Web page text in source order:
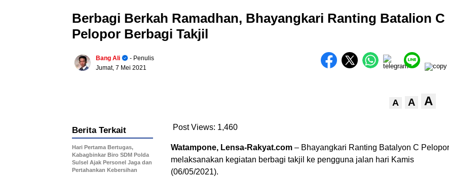
Berbagi Berkah Ramadhan, Bhayangkari Ranting Batalion C
Pelopor Berbagi Takjil
Bang Ali
- Penulis
Jumat, 7 Mei 2021
A A A
Post Views: 1,460
Watampone, Lensa-Rakyat.com – Bhayangkari Ranting Batalyon C Pelopor
melaksanakan kegiatan berbagi takjil ke pengguna jalan hari Kamis
(06/05/2021).
Berita Terkait
Hari Pertama Bertugas,
Kabagbinkar Biro SDM Polda
Sulsel Ajak Personel Jaga dan
Pertahankan Kebersihan